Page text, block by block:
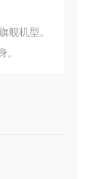
舰机型。
。